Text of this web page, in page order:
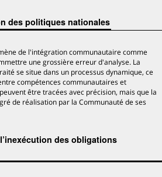
des politiques nationales
de l'intégration communautaire comme
une grossière erreur d'analyse. La
se situe dans un processus dynamique, ce
compétences communautaires et
être tracées avec précision, mais que la
de réalisation par la Communauté de ses
des obligations